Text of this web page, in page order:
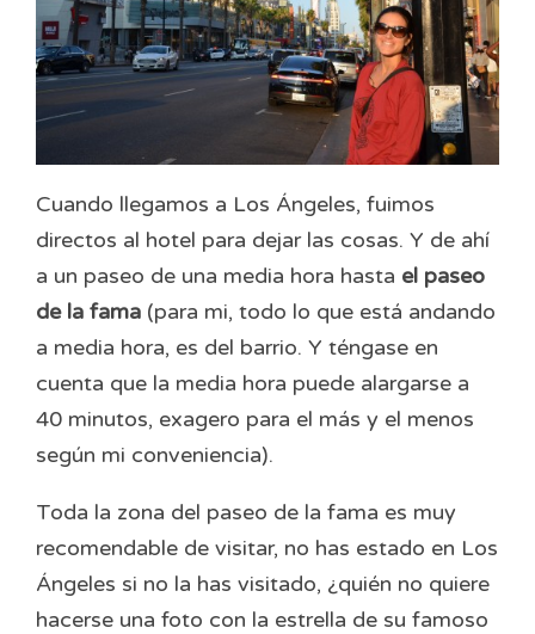
Cuando llegamos a Los Ángeles, fuimos
directos al hotel para dejar las cosas. Y de ahí
a un paseo de una media hora hasta el paseo
de la fama (para mi, todo lo que está andando
a media hora, es del barrio. Y téngase en
cuenta que la media hora puede alargarse a
40 minutos, exagero para el más y el menos
según mi conveniencia).
Toda la zona del paseo de la fama es muy
recomendable de visitar, no has estado en Los
Ángeles si no la has visitado, ¿quién no quiere
hacerse una foto con la estrella de su famoso